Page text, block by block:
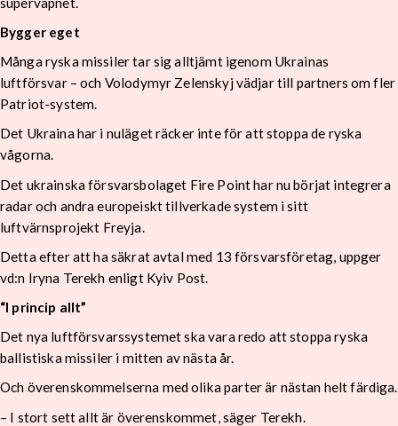
Bygger eget
Många ryska missiler tar sig alltjämt igenom Ukrainas
luftförsvar – och Volodymyr Zelenskyj vädjar till partners om fler
Patriot-system.
Det Ukraina har i nuläget räcker inte för att stoppa de ryska
vågorna.
Det ukrainska försvarsbolaget Fire Point har nu börjat integrera
radar och andra europeiskt tillverkade system i sitt
luftvärnsprojekt Freyja.
Detta efter att ha säkrat avtal med 13 försvarsföretag, uppger
vd:n Iryna Terekh enligt Kyiv Post.
“I princip allt”
Det nya luftförsvarssystemet ska vara redo att stoppa ryska
ballistiska missiler i mitten av nästa år.
Och överenskommelserna med olika parter är nästan helt färdiga.
– I stort sett allt är överenskommet, säger Terekh.